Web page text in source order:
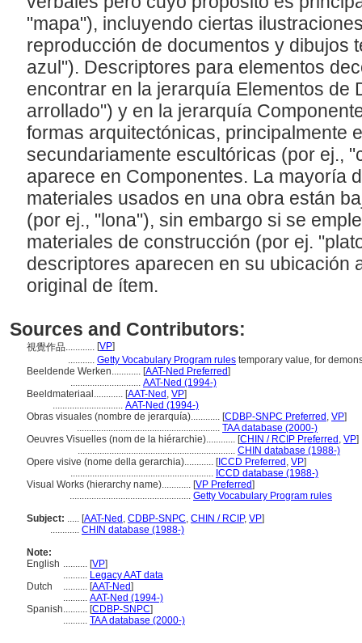
"mapa"), incluyendo ciertas
reproducción de documentos y dibujos
azul"). Descriptores para elementos
encontrar en la jerarquía Elementos de
arrollado") y en la jerarquía
formas arquitectónicas, principalmente
secundariamente escultóricas (por ej.,
aparece en Componentes. La mayoría
materiales usados en una obra están
(por ej., "lona"), sin embargo si se
materiales de construcción (por ej.
descriptores aparecen en su ubicación
original de ítem.
Sources and Contributors:
視覺作品............ [VP]
........... Getty Vocabulary Program rules temporary value, for
Beeldende Werken............ [AAT-Ned Preferred]
............................. AAT-Ned (1994-)
Beeldmateriaal............ [AAT-Ned , VP]
............................. AAT-Ned (1994-)
Obras visuales (nombre de jerarquía)............ [CDBP-SNPC Preferred , VP]
........................................................... TAA database (2000-)
Oeuvres Visuelles (nom de la hiérarchie)............ [CHIN / RCIP Preferred , VP]
................................................................. CHIN database (1988-)
Opere visive (nome della gerarchia)............ [ICCD Preferred , VP]
........................................................... ICCD database (1988-)
Visual Works (hierarchy name)............ [VP Preferred]
.................................................. Getty Vocabulary Program rules
Subject: ..... [AAT-Ned , CDBP-SNPC, CHIN / RCIP, VP]
............ CHIN database (1988-)
Note:
English .......... [VP]
.......... Legacy AAT data
Dutch
.......... [AAT-Ned]
.......... AAT-Ned (1994-)
Spanish.......... [CDBP-SNPC]
.......... TAA database (2000-)